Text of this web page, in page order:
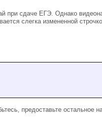
при сдаче ЕГЭ. Однако
слегка измененной
предоставьте остальное